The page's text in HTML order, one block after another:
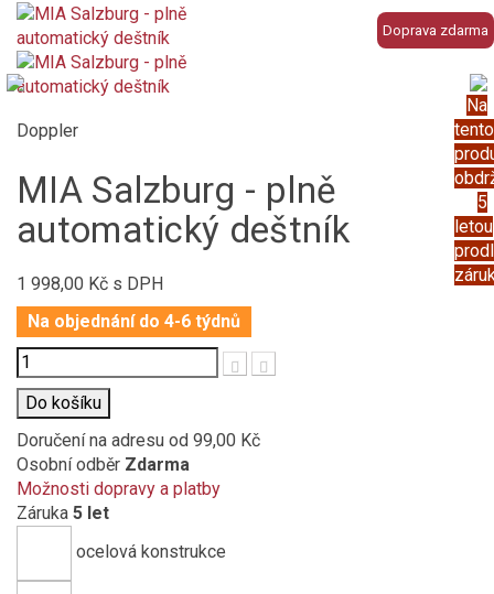
Doprava zdarma
Na
tento
5
letou
Doppler
MIA Salzburg - plně
automatický deštník
1 998,00 Kč s DPH
Na objednání do 4-6 týdnů
Počet
Do košíku
Doručení na adresu od 99,00 Kč
Osobní odběr Zdarma
Možnosti dopravy a platby
Záruka 5 let
ocelová konstrukce